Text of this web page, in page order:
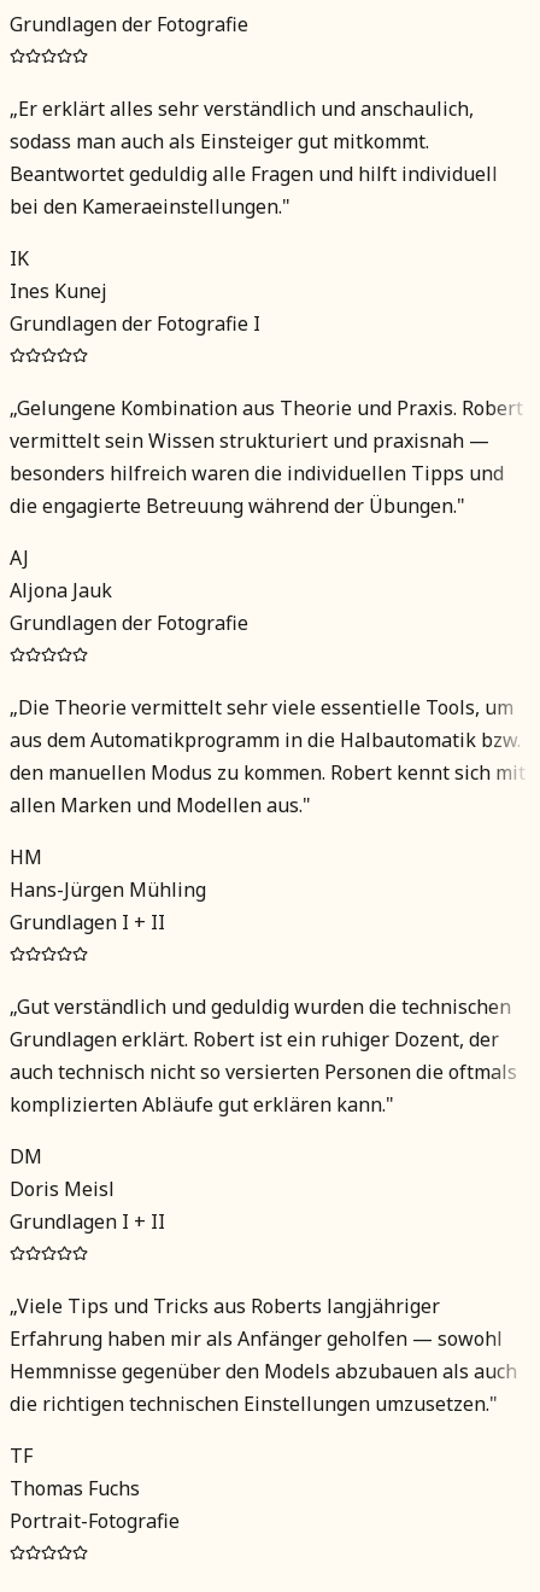
Grundlagen der Fotografie
„Er erklärt alles sehr verständlich und anschaulich,
sodass man auch als Einsteiger gut mitkommt.
Beantwortet geduldig alle Fragen und hilft individuell
bei den Kameraeinstellungen."
IK
Ines Kunej
Grundlagen der Fotografie I
„Gelungene Kombination aus Theorie und Praxis. Robert
vermittelt sein Wissen strukturiert und praxisnah —
besonders hilfreich waren die individuellen Tipps und
die engagierte Betreuung während der Übungen."
AJ
Aljona Jauk
Grundlagen der Fotografie
„Die Theorie vermittelt sehr viele essentielle Tools, um
aus dem Automatikprogramm in die Halbautomatik bzw.
den manuellen Modus zu kommen. Robert kennt sich mit
allen Marken und Modellen aus."
HM
Hans-Jürgen Mühling
Grundlagen I + II
„Gut verständlich und geduldig wurden die technischen
Grundlagen erklärt. Robert ist ein ruhiger Dozent, der
auch technisch nicht so versierten Personen die oftmals
komplizierten Abläufe gut erklären kann."
DM
Doris Meisl
Grundlagen I + II
„Viele Tips und Tricks aus Roberts langjähriger
Erfahrung haben mir als Anfänger geholfen — sowohl
Hemmnisse gegenüber den Models abzubauen als auch
die richtigen technischen Einstellungen umzusetzen."
TF
Thomas Fuchs
Portrait-Fotografie